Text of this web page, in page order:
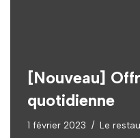
[Nouveau]
quotidienne
1 février 2023 Le